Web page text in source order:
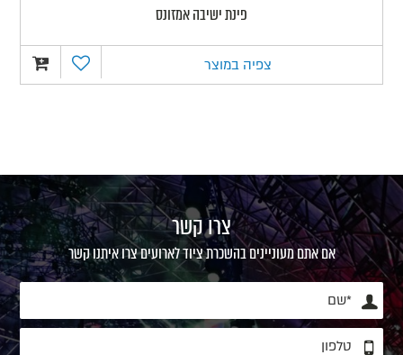
פינת ישיבה אמזונס
צפיה במוצר
צרו קשר
אם אתם מעוניינים בהשכרת ציוד לארועים צרו איתנו קשר